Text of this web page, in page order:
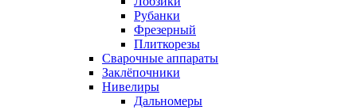
Рубанки
Фрезерный
Плиткорезы
Сварочные аппараты
Заклёпочники
Нивелиры
Дальномеры